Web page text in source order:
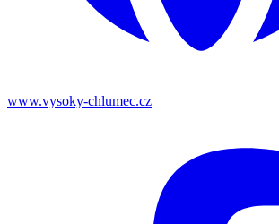
www.vysoky-chlumec.cz